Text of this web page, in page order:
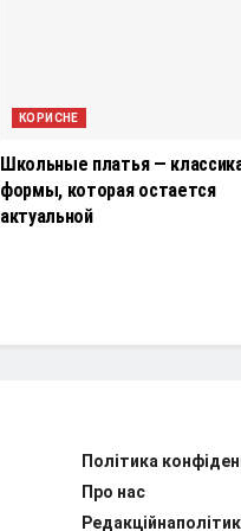
КОРИСНЕ
Школьные платья —
формы, которая остается
актуальной
Політика
Про нас